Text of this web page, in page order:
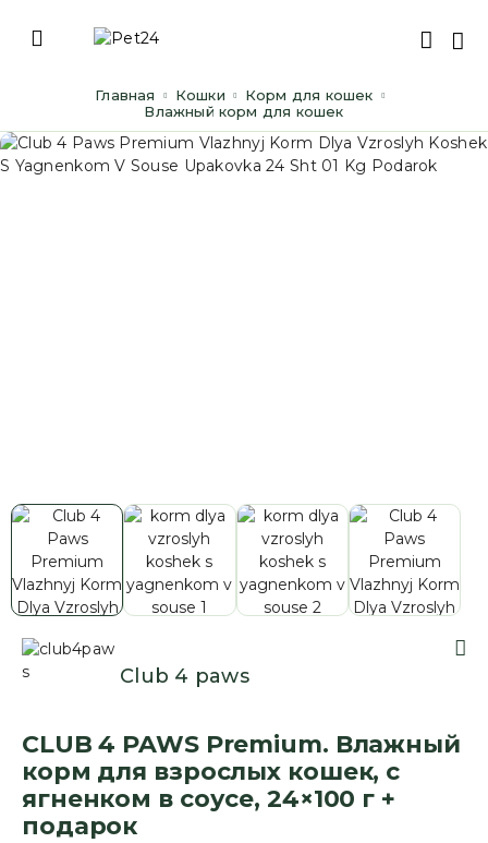
Главная Кошки
Корм для кошек
Влажный корм для кошек
Club 4 paws
CLUB 4 PAWS Premium. Влажный
корм для взрослых кошек, с
ягненком в соусе, 24×100 г +
подарок